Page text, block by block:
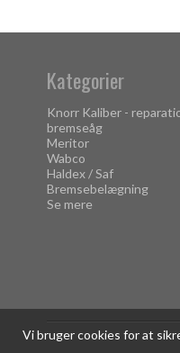
Vi bruger cookies for at
Kategorier
Knorr Kaliber -
bremseåg
Meritor
Wabco
Haldex / Saf
Bremsebelægning
Se mere